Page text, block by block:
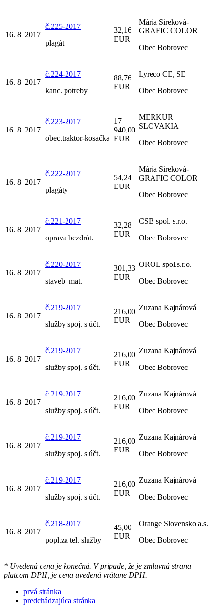
16. 8. 2017
č.225-2017
plagát
32,16
EUR
Mária Sireková-
GRAFIC COLOR
Obec Bobrovec
16. 8. 2017
č.224-2017
kanc. potreby
88,76
EUR
Lyreco CE, SE
Obec Bobrovec
16. 8. 2017
č.223-2017
obec.traktor-kosačka
17
940,00
EUR
MERKUR
SLOVAKIA
Obec Bobrovec
16. 8. 2017
č.222-2017
plagáty
54,24
EUR
Mária Sireková-
GRAFIC COLOR
Obec Bobrovec
16. 8. 2017
č.221-2017
oprava bezdrôt.
32,28
EUR
CSB spol. s.r.o.
Obec Bobrovec
16. 8. 2017
č.220-2017
staveb. mat.
301,33
EUR
OROL spol.s.r.o.
Obec Bobrovec
16. 8. 2017
č.219-2017
služby spoj. s účt.
216,00
EUR
Zuzana Kajnárová
Obec Bobrovec
16. 8. 2017
č.219-2017
služby spoj. s účt.
216,00
EUR
Zuzana Kajnárová
Obec Bobrovec
16. 8. 2017
č.219-2017
služby spoj. s účt.
216,00
EUR
Zuzana Kajnárová
Obec Bobrovec
16. 8. 2017
č.219-2017
služby spoj. s účt.
216,00
EUR
Zuzana Kajnárová
Obec Bobrovec
16. 8. 2017
č.219-2017
služby spoj. s účt.
216,00
EUR
Zuzana Kajnárová
Obec Bobrovec
16. 8. 2017
č.218-2017
popl.za tel. služby
45,00
EUR
Orange Slovensko,a.s.
Obec Bobrovec
* Uvedená cena je konečná. V prípade, že je zmluvná strana
platcom DPH, je cena uvedená vrátane DPH.
prvá stránka
predchádzajúca stránka